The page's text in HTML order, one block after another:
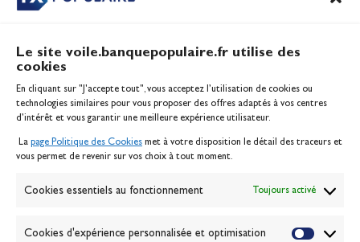
Le site voile.banquepopulaire.fr utilise des
cookies
En cliquant sur "J'accepte tout", vous acceptez l’utilisation de cookies ou
technologies similaires pour vous proposer des offres adaptés à vos centres
d’intérêt et vous garantir une meilleure expérience utilisateur.
La page Politique des Cookies met à votre disposition le détail des traceurs et
vous permet de revenir sur vos choix à tout moment.
Cookies essentiels au fonctionnement Toujours activé
Cookies d'expérience personnalisée et optimisation
Inscription serveur média
Contact
Politique des cookies
Banque de la voile
Passion Voile TV